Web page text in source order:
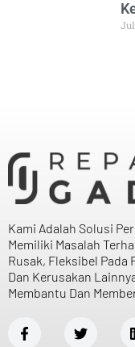
Kami Adalah Solusi
Memiliki Masalah
Rusak, Fleksibel Pada
Dan Kerusakan
Membantu Dan